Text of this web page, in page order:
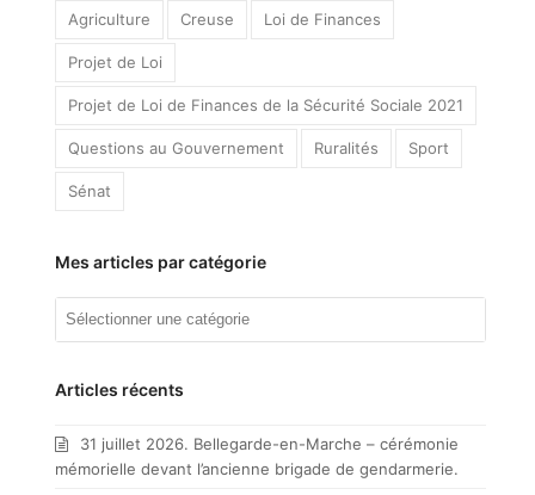
Agriculture Creuse Loi de Finances
Projet de Loi
Projet de Loi de Finances de la Sécurité Sociale 2021
Questions au Gouvernement Ruralités Sport
Sénat
Mes articles par catégorie
Mes
catégorie
Articles récents
31 juillet 2026. Bellegarde-en-Marche – cérémonie
mémorielle devant l’ancienne brigade de gendarmerie.